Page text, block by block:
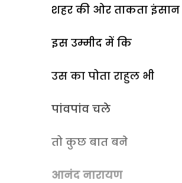
शहर की ओर ताकता इंसान
इस उम्मीद में कि
उस का पोता राहुल भी
पांवपांव चले
तो कुछ बात बने
आनंद नारायण